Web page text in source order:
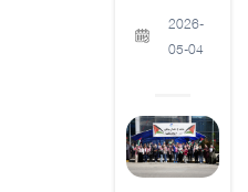
2026-
05-04